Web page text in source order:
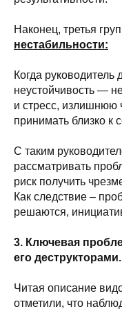
Наконец, третья
нестабильности:
Когда
неустойчивость —
и стресс, излишнюю
принимать близко к
С таким
рассматривать
риск получить
Как следствие –
решаются,
3. Ключевая
его деструкторами.
Читая описание
отметили, что